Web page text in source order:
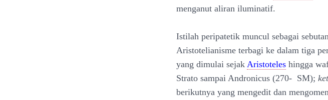
menganut aliran iluminatif.
Istilah peripatetik muncul sebagai
Aristotelianisme terbagi ke dalam tiga
yang dimulai sejak Aristoteles hingga
Strato sampai Andronicus (270- SM);
berikutnya yang mengedit dan